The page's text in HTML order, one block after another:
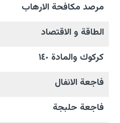
مرصد مكافحة الارهاب
الطاقة و الاقتصاد
كركوك والمادة ١٤٠
فاجعة الانفال
فاجعة حلبجة